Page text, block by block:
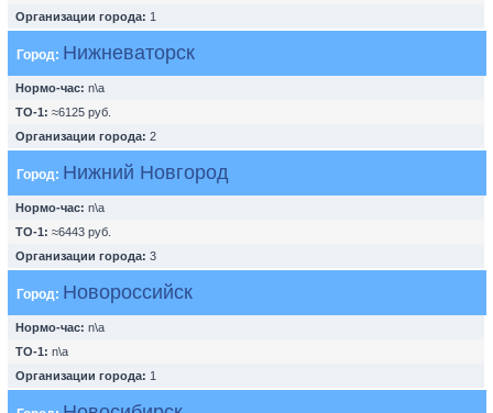
Организации города: 1
Город: Нижневаторск
Нормо-час: n\a
ТО-1: ≈6125 руб.
Организации города: 2
Город: Нижний Новгород
Нормо-час: n\a
ТО-1: ≈6443 руб.
Организации города: 3
Город: Новороссийск
Нормо-час: n\a
ТО-1: n\a
Организации города: 1